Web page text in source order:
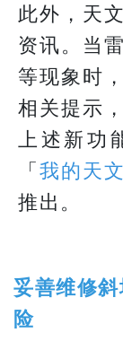
此外，天
资讯。当
等现象时
相关提示
上述新功
「我的天
推出。
妥善维修
险